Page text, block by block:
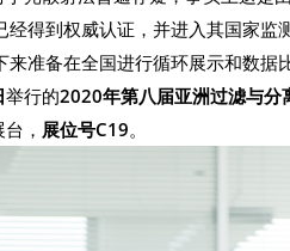
得到权威认证，并进入其国家监
准备在全国进行循环展示和数据
举行的2020年第八届亚洲过滤与分
， 展位号C19。